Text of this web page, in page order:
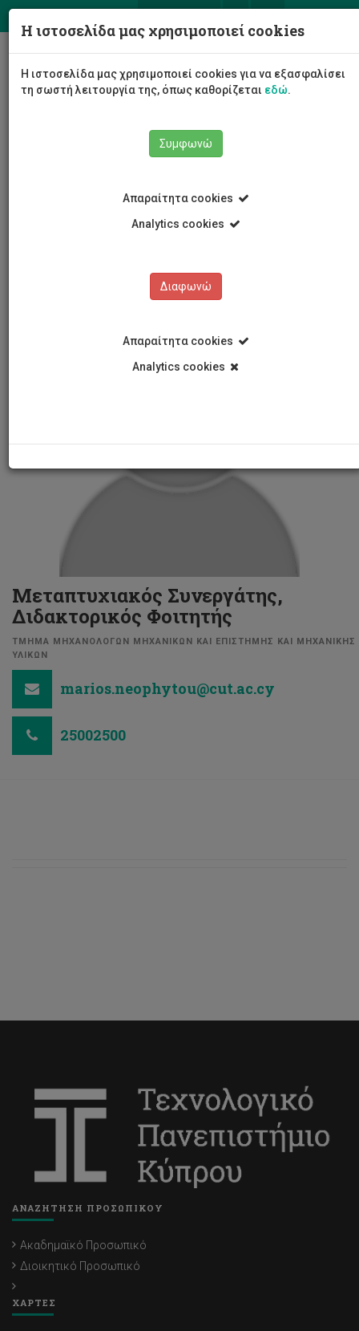
Σχολή Μηχανικής και Τεχνολογίας
Τμήμα Μηχανολόγων Μηχανικών και Επιστήμης και
Προσωπικό τμήματος
Μάριος Νεοφύτου
Μάριος Νεοφύτου
Μεταπτυχιακός Συνεργάτης,
Διδακτορικός Φοιτητής
ΤΜΗΜΑ ΜΗΧΑΝΟΛΟΓΩΝ ΜΗΧΑΝΙΚΩΝ ΚΑΙ ΕΠΙΣΤΗΜΗΣ ΚΑΙ ΜΗΧΑΝΙΚΗΣ
ΥΛΙΚΩΝ
marios.neophytou@cut.ac.cy
25002500
ΑΝΑΖΗΤΗΣΗ ΠΡΟΣΩΠΙΚΟΥ
Ακαδημαϊκό Προσωπικό
Διοικητικό Προσωπικό
ΧΑΡΤΕΣ
Η ιστοσελίδα μας χρησιμοποιεί cookies
Η ιστοσελίδα μας χρησιμοποιεί cookies για να εξασφαλίσει
τη σωστή λειτουργία της, όπως καθορίζεται εδώ.
Συμφωνώ
Απαραίτητα cookies
Analytics cookies
Διαφωνώ
Απαραίτητα cookies
Analytics cookies